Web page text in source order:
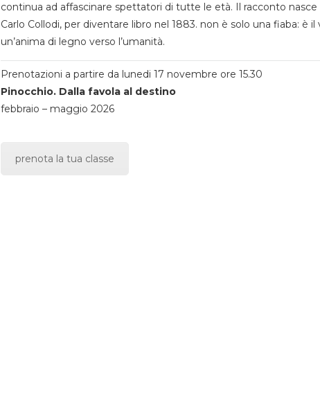
continua ad affascinare spettatori di tutte le età. Il racconto nasce
Carlo Collodi, per diventare libro nel 1883. non è solo una fiaba: è
un’anima di legno verso l’umanità.
Prenotazioni a partire da lunedi 17 novembre ore 15.30
Pinocchio. Dalla favola al destino
febbraio – maggio 2026
prenota la tua classe